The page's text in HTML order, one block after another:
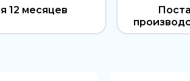
12 месяцев